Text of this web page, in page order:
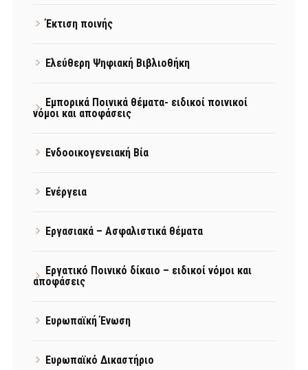
Έκτιση ποινής
Ελεύθερη Ψηφιακή Βιβλιοθήκη
Εμπορικά Ποινικά θέματα- ειδικοί ποινικοί
νόμοι και αποφάσεις
Ενδοοικογενειακή Βία
Ενέργεια
Εργασιακά – Ασφαλιστικά θέματα
Εργατικό Ποινικό δίκαιο – ειδικοί νόμοι και
αποφάσεις
Ευρωπαϊκή Ένωση
Ευρωπαϊκό Δικαστήριο